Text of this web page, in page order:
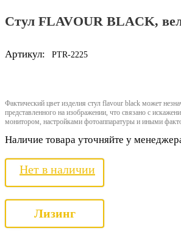
Стул FLAVOUR BLACK,
Артикул: PTR-2225
Фактический цвет изделия стул flavour black может
представленного на изображении, что связано с
монитором, настройками фотоаппаратуры и иными
Наличие товара уточняйте у
Нет в наличии
Лизинг